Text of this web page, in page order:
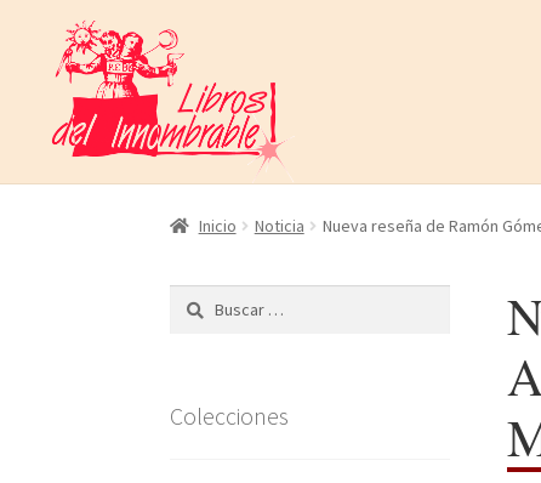
a
navegación
al
contenido
Inicio Noticia Nueva reseña de Ramón
Buscar:
Colecciones